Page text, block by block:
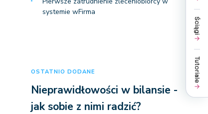
Ściągi
Tutoriale
systemie wFirma
OSTATNIO DODANE
Nieprawidłowości w bilansie -
jak sobie z nimi radzić?